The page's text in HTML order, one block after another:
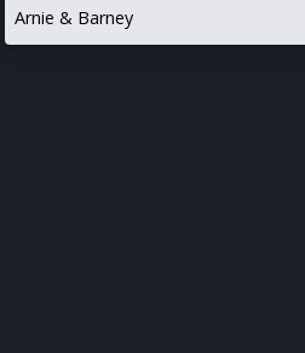
Arnie & Barney